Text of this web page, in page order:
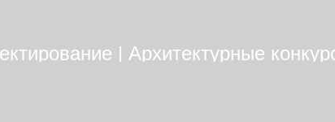
| Архитектурные